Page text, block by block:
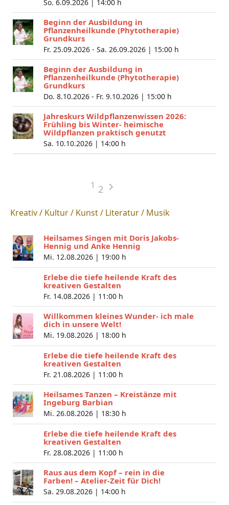
So. 6.09.2026 | 14:00 h
Beginn der Ausbildung in
Pflanzenheilkunde (Phytotherapie)
Grundkurs
Fr. 25.09.2026 - Sa. 26.09.2026 | 15:00 h
Beginn der Ausbildung in
Pflanzenheilkunde (Phytotherapie)
Grundkurs
Do. 8.10.2026 - Fr. 9.10.2026 | 15:00 h
Jahreskurs Wildpflanzenwissen 2026:
Frühling bis Winter- heimische
Wildpflanzen praktisch genutzt
Sa. 10.10.2026 | 14:00 h
1 2
Kreativ / Kultur / Kunst / Literatur / Musik
Heilsames Singen mit Doris Jakobs-
Hennig und Anke Hennig
Mi. 12.08.2026 | 19:00 h
Erlebe die tiefe heilende Kraft des
kreativen Gestalten
Fr. 14.08.2026 | 11:00 h
Willkommen kleines Wunder- ich male
dich in unsere Welt!
Mi. 19.08.2026 | 18:00 h
Erlebe die tiefe heilende Kraft des
kreativen Gestalten
Fr. 21.08.2026 | 11:00 h
Heilsames Tanzen – Kreistänze mit
Ingeburg Barbian
Mi. 26.08.2026 | 18:30 h
Erlebe die tiefe heilende Kraft des
kreativen Gestalten
Fr. 28.08.2026 | 11:00 h
Raus aus dem Kopf – rein in die
Farben! – Atelier-Zeit für Dich!
Sa. 29.08.2026 | 14:00 h